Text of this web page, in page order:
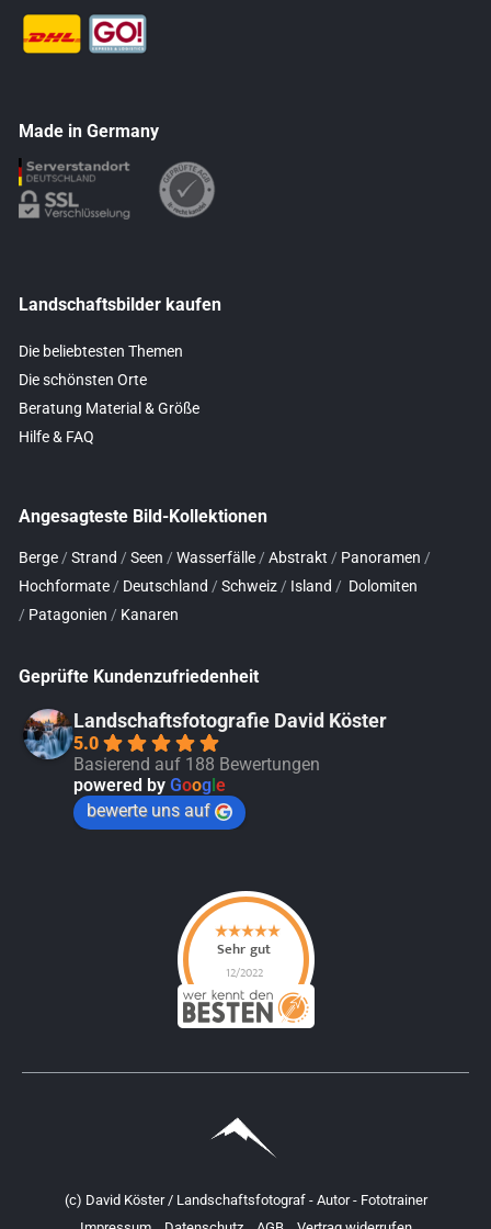
Made in Germany
Landschaftsbilder kaufen
Die beliebtesten Themen
Die schönsten Orte
Beratung Material & Größe
Hilfe & FAQ
Angesagteste Bild-Kollektionen
Berge/ Strand / Seen / Wasserfälle/ Abstrakt / Panoramen /
Hochformate/ Deutschland / Schweiz/ Island / Dolomiten
/ Patagonien / Kanaren
Geprüfte Kundenzufriedenheit
Landschaftsfotografie David Köster
5.0
Basierend auf 188 Bewertungen
powered by Goog e
bewerte uns auf
(c) David Köster / Landschaftsfotograf - Autor - Fototrainer